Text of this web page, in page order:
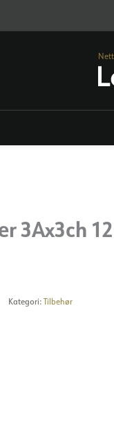
3Ax3ch
Kategori:Tilbehør